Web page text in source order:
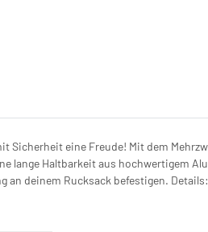
eine Freude! Mit dem
lange Haltbarkeit aus hochwertigem
deinem Rucksack befestigen.